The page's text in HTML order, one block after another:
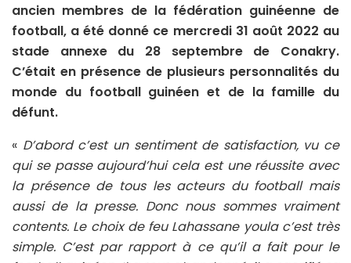
ancien membres de la fédération guinéenne de
football, a été donné ce mercredi 31 août 2022 au
stade annexe du 28 septembre de Conakry.
C’était en présence de plusieurs personnalités du
monde du football guinéen et de la famille du
défunt.
« D’abord c’est un sentiment de satisfaction, vu ce
qui se passe aujourd’hui cela est une réussite avec
la présence de tous les acteurs du football mais
aussi de la presse. Donc nous sommes vraiment
contents. Le choix de feu Lahassane youla c’est très
simple. C’est par rapport à ce qu’il a fait pour le